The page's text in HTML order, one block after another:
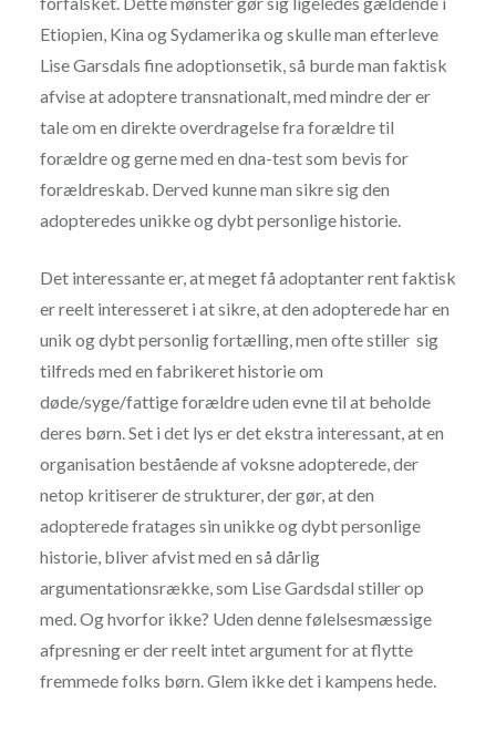
Etiopien, Kina og Sydamerika og skulle man efterleve
Lise Garsdals fine adoptionsetik, så burde man faktisk
afvise at adoptere transnationalt, med mindre der er
tale om en direkte overdragelse fra forældre til
forældre og gerne med en dna-test som bevis for
forældreskab. Derved kunne man sikre sig den
adopteredes unikke og dybt personlige historie.
Det interessante er, at meget få adoptanter rent faktisk
er reelt interesseret i at sikre, at den adopterede har en
unik og dybt personlig fortælling, men ofte stiller sig
tilfreds med en fabrikeret historie om
døde/syge/fattige forældre uden evne til at beholde
deres børn. Set i det lys er det ekstra interessant, at en
organisation bestående af voksne adopterede, der
netop kritiserer de strukturer, der gør, at den
adopterede fratages sin unikke og dybt personlige
historie, bliver afvist med en så dårlig
argumentationsrække, som Lise Gardsdal stiller op
med. Og hvorfor ikke? Uden denne følelsesmæssige
afpresning er der reelt intet argument for at flytte
fremmede folks børn. Glem ikke det i kampens hede.